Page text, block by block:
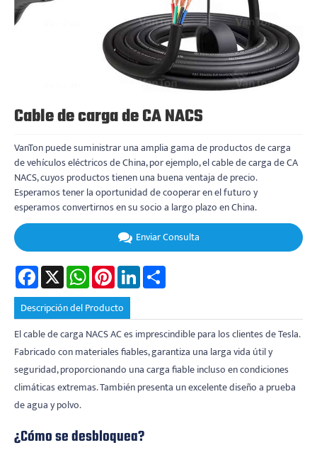
Cable de carga de CA NACS
VanTon puede suministrar una amplia gama de productos de carga
de vehículos eléctricos de China, por ejemplo, el cable de carga de CA
NACS, cuyos productos tienen una buena ventaja de precio.
Esperamos tener la oportunidad de cooperar en el futuro y
esperamos convertirnos en su socio a largo plazo en China.
Enviar Consulta
Facebook
X WhatsAppPinterestLinkedIn
Descripción del Producto
El cable de carga NACS AC es imprescindible para los clientes de Tesla.
Fabricado con materiales fiables, garantiza una larga vida útil y
seguridad, proporcionando una carga fiable incluso en condiciones
climáticas extremas. También presenta un excelente diseño a prueba
de agua y polvo.
¿Cómo se desbloquea?